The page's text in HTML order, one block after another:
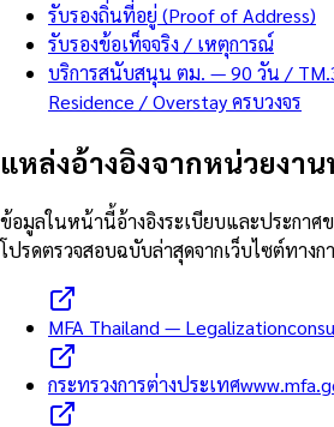
รับรองถิ่นที่อยู่ (Proof of Address)
รับรองข้อเท็จจริง / เหตุการณ์
บริการสนับสนุน ตม. — 90 วัน /
Residence / Overstay ครบวงจร
แหล่งอ้างอิงจากหน่วยงาน
ข้อมูลในหน้านี้อ้างอิงระเบียบและประกาศ
โปรดตรวจสอบฉบับล่าสุดจากเว็บไซต์ทางก
MFA Thailand — Legalization
กระทรวงการต่างประเทศ